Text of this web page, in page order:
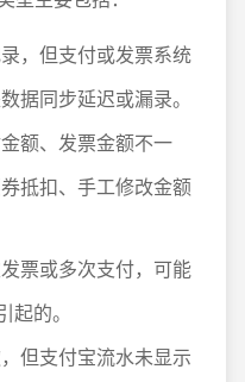
，但支付或发票系统
据同步延迟或漏录。
额、发票金额不一
抵扣、手工修改金额
票或多次支付，可能
的。
但支付宝流水未显示